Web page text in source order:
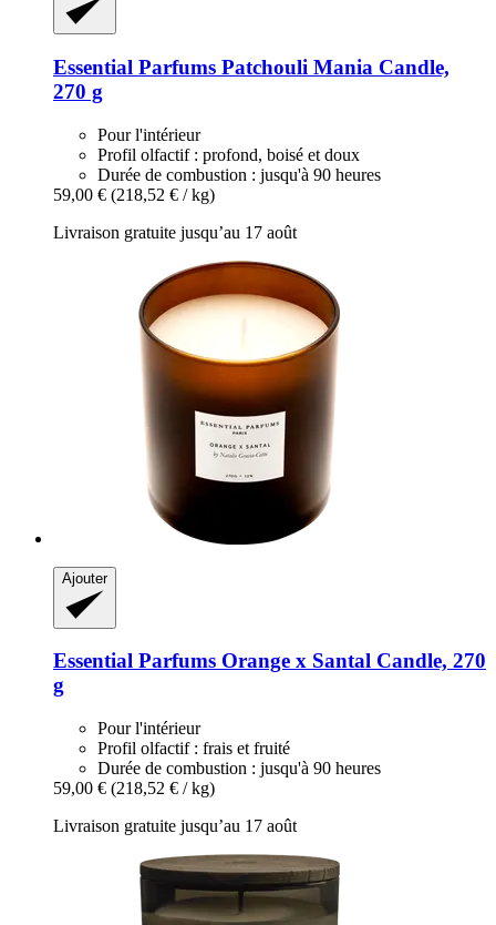
Essential Parfums Patchouli Mania Candle,
270 g
Pour l'intérieur
Profil olfactif : profond, boisé et doux
Durée de combustion : jusqu'à 90 heures
59,00 € (218,52 € / kg)
Livraison gratuite jusqu’au 17 août
Ajouter
Essential Parfums Orange x Santal Candle, 270
g
Pour l'intérieur
Profil olfactif : frais et fruité
Durée de combustion : jusqu'à 90 heures
59,00 € (218,52 € / kg)
Livraison gratuite jusqu’au 17 août